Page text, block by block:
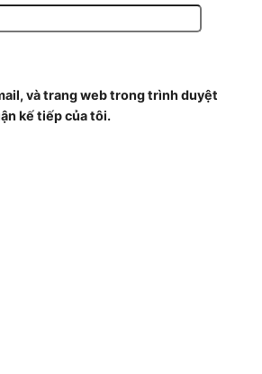
và trang web trong trình duyệt
kế tiếp của tôi.